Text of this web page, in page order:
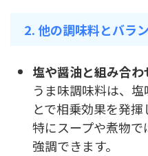
2. 他の調味料とバラ
塩や醤油と組み合わ
うま味調味料は、
とで相乗効果を発揮
特にスープや煮物
強調できます。